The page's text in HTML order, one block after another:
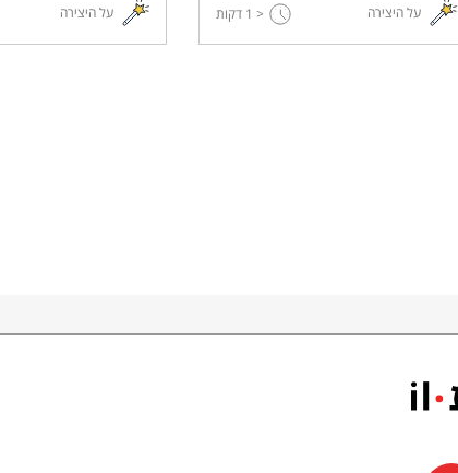
על היצירה < 1 דקות על היצירה